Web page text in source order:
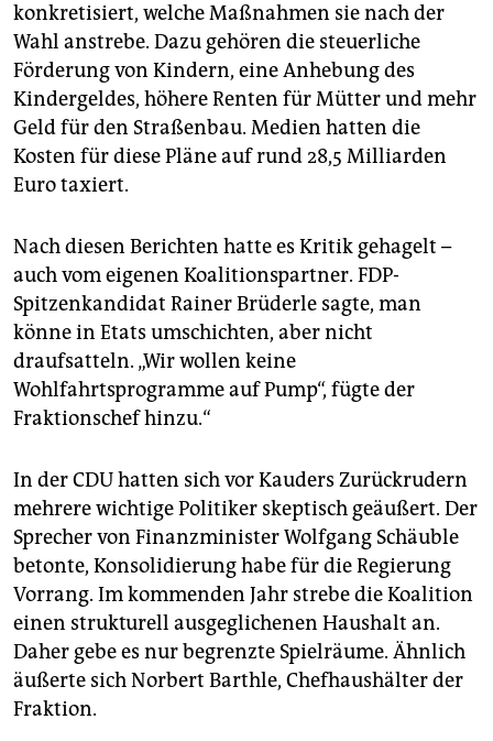
konkretisiert, welche Maßnahmen sie nach der
Wahl anstrebe. Dazu gehören die steuerliche
Förderung von Kindern, eine Anhebung des
Kindergeldes, höhere Renten für Mütter und mehr
Geld für den Straßenbau. Medien hatten die
Kosten für diese Pläne auf rund 28,5 Milliarden
Euro taxiert.
Nach diesen Berichten hatte es Kritik gehagelt –
auch vom eigenen Koalitionspartner. FDP-
Spitzenkandidat Rainer Brüderle sagte, man
könne in Etats umschichten, aber nicht
draufsatteln. „Wir wollen keine
Wohlfahrtsprogramme auf Pump“, fügte der
Fraktionschef hinzu.“
In der CDU hatten sich vor Kauders Zurückrudern
mehrere wichtige Politiker skeptisch geäußert. Der
Sprecher von Finanzminister Wolfgang Schäuble
betonte, Konsolidierung habe für die Regierung
Vorrang. Im kommenden Jahr strebe die Koalition
einen strukturell ausgeglichenen Haushalt an.
Daher gebe es nur begrenzte Spielräume. Ähnlich
äußerte sich Norbert Barthle, Chefhaushälter der
Fraktion.